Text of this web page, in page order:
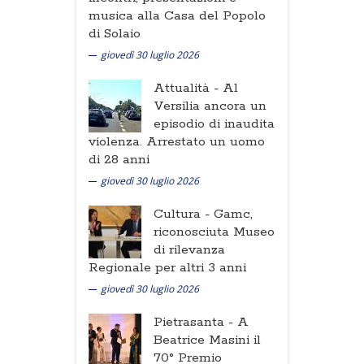
musica alla Casa del Popolo
di Solaio
giovedì 30 luglio 2026
Attualità - Al
Versilia ancora un
episodio di inaudita
violenza. Arrestato un uomo
di 28 anni
giovedì 30 luglio 2026
Cultura - Gamc,
riconosciuta Museo
di rilevanza
Regionale per altri 3 anni
giovedì 30 luglio 2026
Pietrasanta - A
Beatrice Masini il
70° Premio